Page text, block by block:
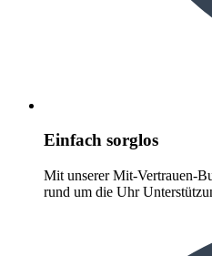
Einfach sorglos
Mit unserer Mit-Vertrauen-
rund um die Uhr